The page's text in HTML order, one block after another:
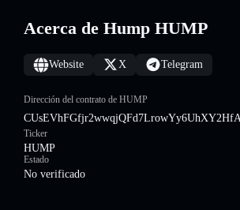
Acerca de Hump HUMP
Website X Telegram
Dirección del contrato de HUMP
Ticker
HUMP
Estado
No verificado